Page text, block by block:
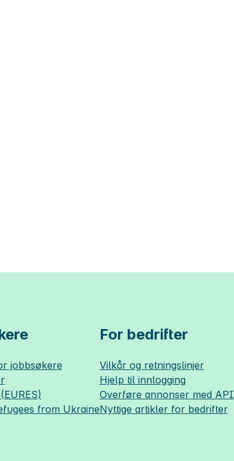
jobbsøkere
from Ukraine
For bedrifter
Vilkår og retningslinjer
Hjelp til innlogging
Overføre annonser med API
Nyttige artikler for bedrifter